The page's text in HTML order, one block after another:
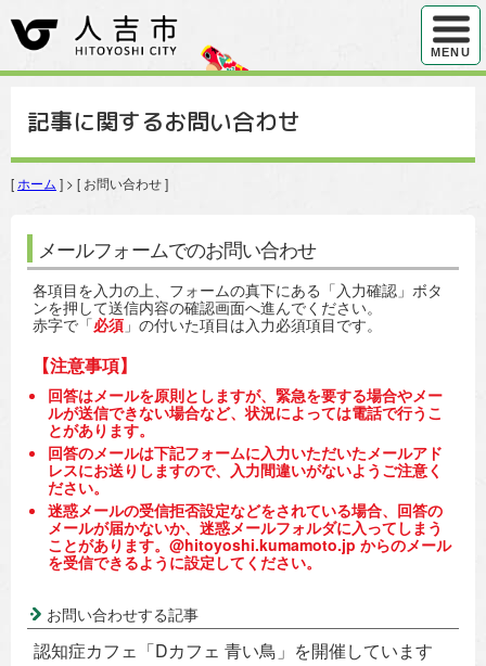
ハンバ
MENU
記事に関するお問い合わせ
[ ホーム ] > [ お問い合わせ ]
メールフォームでのお問い合わせ
各項目を入力の上、フォームの真下にある「入力確認」ボタ
ンを押して送信内容の確認画面へ進んでください。
赤字で「必須 」の付いた項目は入力必須項目です。
【注意事項】
回答はメールを原則としますが、緊急を要する場合やメー
ルが送信できない場合など、状況によっては電話で行うこ
とがあります。
回答のメールは下記フォームに入力いただいたメールアド
レスにお送りしますので、入力間違いがないようご注意く
ださい。
迷惑メールの受信拒否設定などをされている場合、回答の
メールが届かないか、迷惑メールフォルダに入ってしまう
ことがあります。@hitoyoshi.kumamoto.jp からのメール
を受信できるように設定してください。
お問い合わせする記事
認知症カフェ「Dカフェ 青い鳥」を開催しています